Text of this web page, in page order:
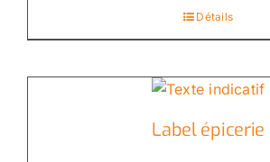
Détails
Label épicerie